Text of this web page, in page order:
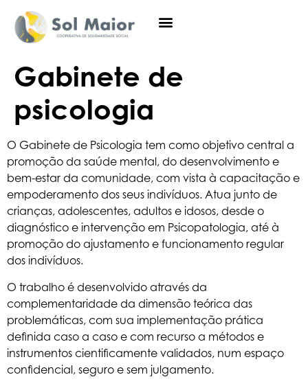
Gabinete de
psicologia
O Gabinete de Psicologia tem como objetivo central a
promoção da saúde mental, do desenvolvimento e
bem-estar da comunidade, com vista à capacitação e
empoderamento dos seus indivíduos. Atua junto de
crianças, adolescentes, adultos e idosos, desde o
diagnóstico e intervenção em Psicopatologia, até à
promoção do ajustamento e funcionamento regular
dos indivíduos.
O trabalho é desenvolvido através da
complementaridade da dimensão teórica das
problemáticas, com sua implementação prática
definida caso a caso e com recurso a métodos e
instrumentos cientificamente validados, num espaço
confidencial, seguro e sem julgamento.